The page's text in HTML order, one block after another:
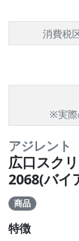
消費税
※実際
アジレント
広口スク
2068(バイ
商品
特徴